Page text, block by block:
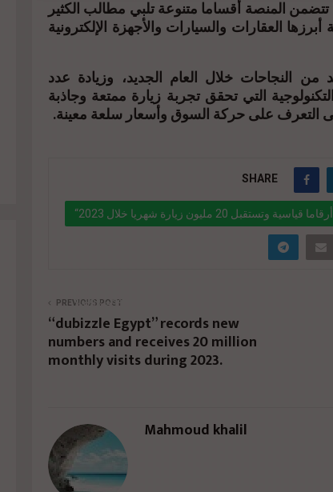
المنصة أقساما متنوعة تلبي مطالب الكثير
العقارات والسيارات والأجهزة الإلكترونية
النجاحات خلال العام الجديد، وزيادة عدد
التي تحقق تجربة زيارة ممتعة وجاذبة
التعرف على حركة السوق وأسعار سلعة معينة.
SHARE
20 مليون زيارة شهريا خلال 2023
" data-link="https://realty-eg.net/
%d8%a3%d8%b1%d9%82%d8%a7%d9%85%d8%a7-
%d9%82%d9%8a%d8%a7%d8%b3%d9%8a%d8%a9-
PREVIOUS POST
“dubizzle Egypt” records new
numbers and receives 20 million
monthly visits during 2023.
Mahmoud khalil